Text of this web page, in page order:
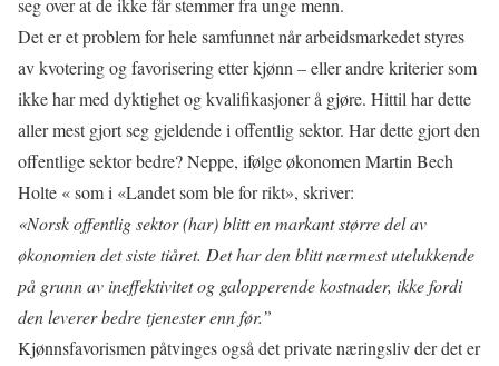
seg over at de ikke får stemmer fra unge menn.
Det er et problem for hele samfunnet når arbeidsmarkedet styres
av kvotering og favorisering etter kjønn – eller andre kriterier som
ikke har med dyktighet og kvalifikasjoner å gjøre. Hittil har dette
aller mest gjort seg gjeldende i offentlig sektor. Har dette gjort den
offentlige sektor bedre? Neppe, ifølge økonomen Martin Bech
Holte « som i «Landet som ble for rikt», skriver:
«Norsk offentlig sektor (har) blitt en markant større del av
økonomien det siste tiåret. Det har den blitt nærmest utelukkende
på grunn av ineffektivitet og galopperende kostnader, ikke fordi
den leverer bedre tjenester enn før.”
Kjønnsfavorismen påtvinges også det private næringsliv der det er